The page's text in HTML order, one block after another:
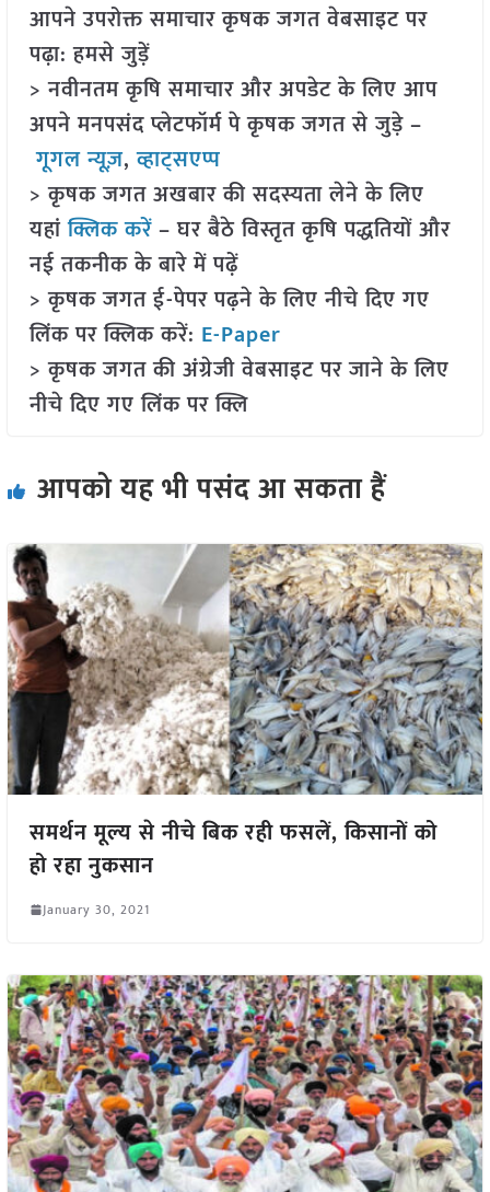
आपने उपरोक्त समाचार कृषक जगत वेबसाइट पर
पढ़ा: हमसे जुड़ें
> नवीनतम कृषि समाचार और अपडेट के लिए आप
अपने मनपसंद प्लेटफॉर्म पे कृषक जगत से जुड़े –
गूगल न्यूज़,व्हाट्सएप्प
> कृषक जगत अखबार की सदस्यता लेने के लिए
यहांक्लिक करें– घर बैठे विस्तृत कृषि पद्धतियों और
नई तकनीक के बारे में पढ़ें
> कृषक जगत ई-पेपर पढ़ने के लिए नीचे दिए गए
लिंक पर क्लिक करें: E-Paper
> कृषक जगत की अंग्रेजी वेबसाइट पर जाने के लिए
नीचे दिए गए लिंक पर क्लि
आपको यह भी पसंद आ सकता हैं
समर्थन मूल्य से नीचे बिक रही फसलें, किसानों को
हो रहा नुकसान
January 30, 2021